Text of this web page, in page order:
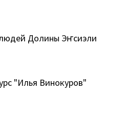
Долины Эҥсиэли
"Илья Винокуров"